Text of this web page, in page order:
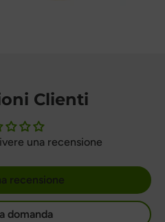
Clienti
una recensione
recensione
domanda